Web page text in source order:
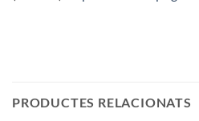
PRODUCTES RELACIONATS